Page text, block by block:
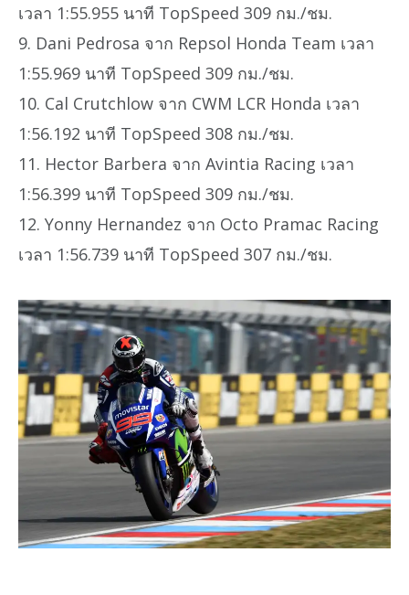
เวลา 1:55.955 นาที TopSpeed 309 กม./ชม.
9. Dani Pedrosa จาก Repsol Honda Team เวลา
1:55.969 นาที TopSpeed 309 กม./ชม.
10. Cal Crutchlow จาก CWM LCR Honda เวลา
1:56.192 นาที TopSpeed 308 กม./ชม.
11. Hector Barbera จาก Avintia Racing เวลา
1:56.399 นาที TopSpeed 309 กม./ชม.
12. Yonny Hernandez จาก Octo Pramac Racing
เวลา 1:56.739 นาที TopSpeed 307 กม./ชม.